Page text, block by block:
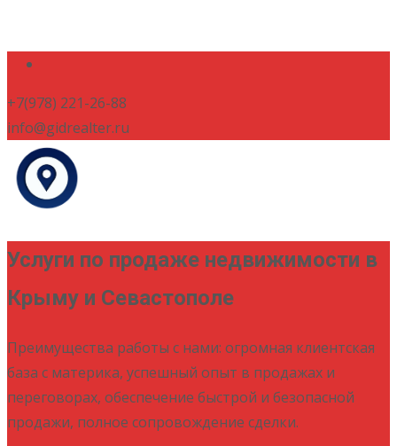
+7(978) 221-26-88
info@gidrealter.ru
Услуги по продаже недвижимости в
Крыму и Севастополе
Преимущества работы с нами: огромная клиентская
база с материка, успешный опыт в продажах и
переговорах, обеспечение быстрой и безопасной
продажи, полное сопровождение сделки.